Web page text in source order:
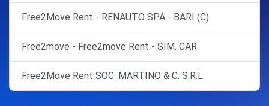
Free2Move Rent - RENAUTO SPA - BARI (C)
Free2move - Free2move Rent - SIM. CAR
Free2Move Rent SOC. MARTINO & C. S.R.L